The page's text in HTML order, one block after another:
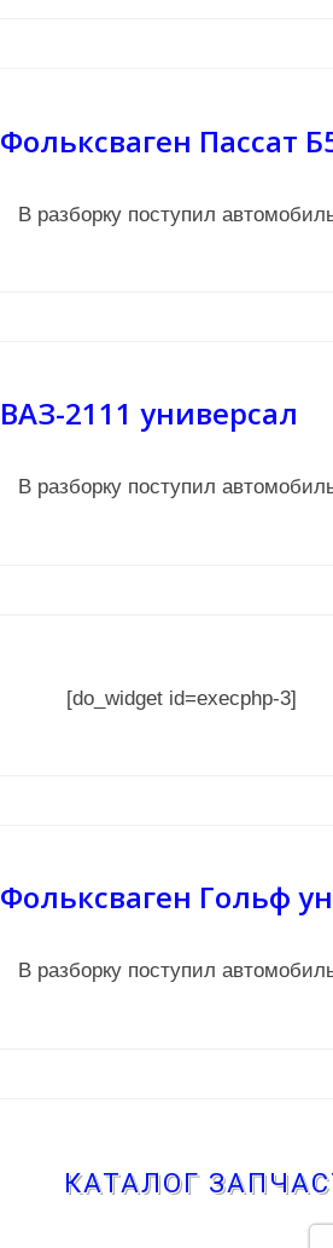
Фольксваген Пассат
В разборку поступил
ВАЗ-2111 универсал
В разборку поступил
[do_widget id=execphp-3]
Фольксваген Гольф
В разборку поступил
КАТАЛОГ